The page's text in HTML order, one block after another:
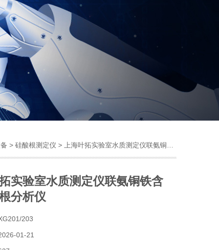
> 硅酸根测定仪 > 上海叶拓实验室水质测定仪联氨铜铁含量硅酸根分析仪
实验室水质测定仪联氨铜铁含
分析仪
203
01-21